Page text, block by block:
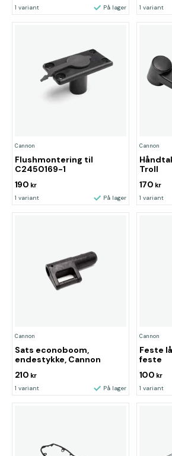
1 variant På lager 1 variant
Cannon
Flushmontering til
C2450169-1
190 kr
1 variant På lager
Cannon
Troll
170 kr
1 variant
Cannon
Sats econoboom,
endestykke, Cannon
210 kr
1 variant På lager
Cannon
Feste
feste
100 kr
1 variant